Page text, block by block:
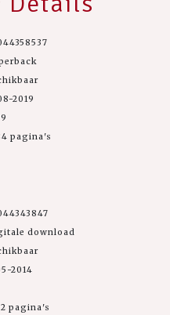
2019
pagina's
download
2014
pagina's